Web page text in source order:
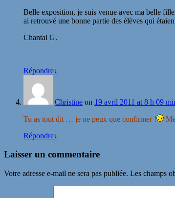
Belle exposition, je suis venue avec ma belle
ai retrouvé une bonne partie des élèves qui
Chantal G.
Répondre↓
Christine on 19 avril 2011 at 8 h 09
Tu as tout dit … je ne peux que confirmer !
Répondre↓
Laisser un commentaire
Votre adresse e-mail ne sera pas publiée. Les champs